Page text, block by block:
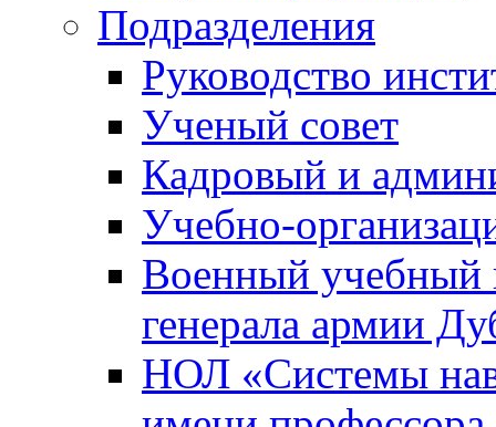
Подразделения
Руководство
Ученый совет
Кадровый и
Учебно-
Военный учебный
генерала армии
НОЛ «Системы